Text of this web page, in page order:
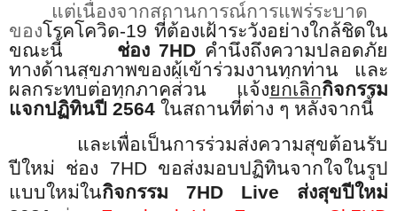
แต่เนื่องจากสถานการณ์การแพร่ระบาด
ของโรคโควิด-19 ที่ต้องเฝ้าระวังอย่างใกล้ชิดใน
ขณะนี้
ช่อง 7HD คำนึงถึงความปลอดภัย
ทางด้านสุขภาพของผู้เข้าร่วมงานทุกท่าน และ
ผลกระทบต่อทุกภาคส่วน
แจ้งยกเลิกกิจกรรม
แจกปฏิทินปี 2564 ในสถานที่ต่าง ๆ หลังจากนี้
และเพื่อเป็นการร่วมส่งความสุขต้อนรับ
ปีใหม่ ช่อง 7HD ขอส่งมอบปฏิทินจากใจในรูป
แบบใหม่ในกิจกรรม 7HD Live ส่งสุขปีใหม่